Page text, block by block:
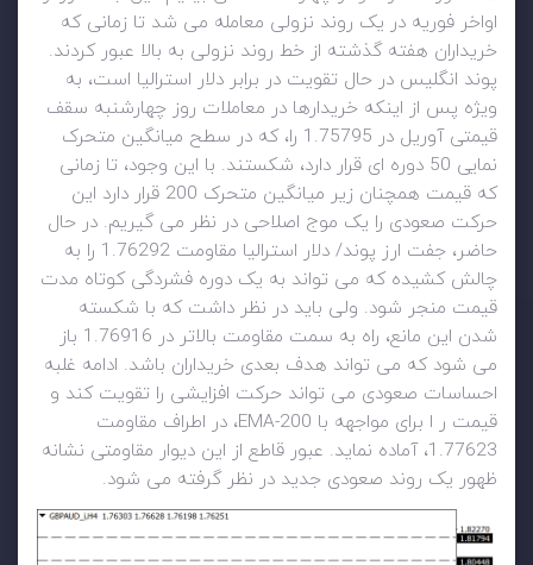
اواخر فوریه در یک روند نزولی معامله می شد تا زمانی که
خریداران هفته گذشته از خط روند نزولی به بالا عبور کردند.
پوند انگلیس در حال تقویت در برابر دلار استرالیا است، به
ویژه پس از اینکه خریدارها در معاملات روز چهارشنبه سقف
قیمتی آوریل در 1.75795 را، که در سطح میانگین متحرک
نمایی 50 دوره ای قرار دارد، شکستند. با این وجود، تا زمانی
که قیمت همچنان زیر میانگین متحرک 200 قرار دارد این
حرکت صعودی را یک موج اصلاحی در نظر می گیریم. در حال
حاضر، جفت ارز پوند/ دلار استرالیا مقاومت 1.76292 را به
چالش کشیده که می تواند به یک دوره فشردگی کوتاه مدت
قیمت منجر شود. ولی باید در نظر داشت که با شکسته
شدن این مانع، راه به سمت مقاومت بالاتر در 1.76916 باز
می شود که می تواند هدف بعدی خریداران باشد. ادامه غلبه
احساسات صعودی می تواند حرکت افزایشی را تقویت کند و
قیمت ر ا برای مواجهه با 200-EMA، در اطراف مقاومت
1.77623، آماده نماید. عبور قاطع از این دیوار مقاومتی نشانه
ظهور یک روند صعودی جدید در نظر گرفته می شود.